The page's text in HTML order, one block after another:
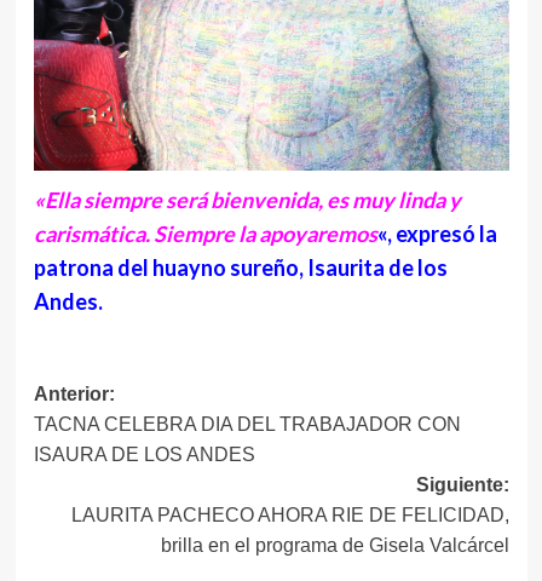
«Ella siempre será bienvenida, es muy linda y
carismática. Siempre la apoyaremos«, expresó la
patrona del huayno sureño, Isaurita de los
Andes.
Navegación
de
Anterior:
TACNA CELEBRA DIA DEL TRABAJADOR CON
ISAURA DE LOS ANDES
Siguiente:
LAURITA PACHECO AHORA RIE DE FELICIDAD,
brilla en el programa de Gisela Valcárcel